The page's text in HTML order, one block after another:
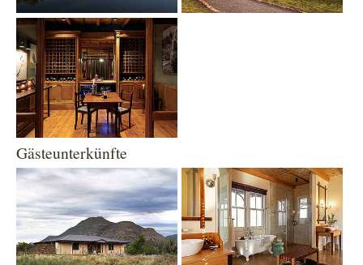
Show larger version
Gästeunterkünfte
Show larger version Show larger version